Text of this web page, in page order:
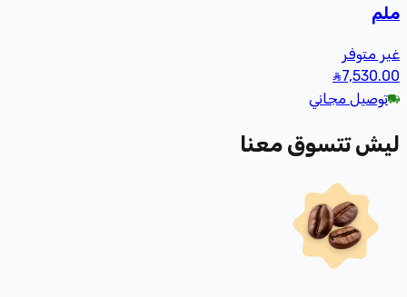
ملم
غير متوفر
7,530.00
توصيل مجاني
ليش تتسوق معنا